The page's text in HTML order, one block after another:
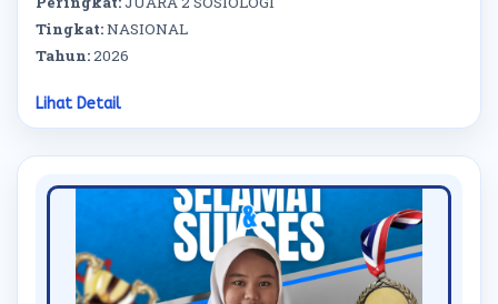
Tingkat:NASIONAL
Tahun:2026
Lihat Detail